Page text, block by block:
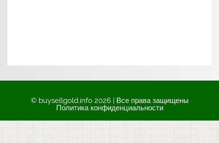
© buysellgold.info 2026 | Все права защищены
Политика конфиденциальности